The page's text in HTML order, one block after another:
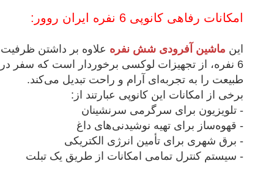
امکانات رفاهی کانوپی 6 نفره ایران روور:
اینماشین آفرودی شش نفرهعلاوه بر داشتن ظرفیت
6 نفره، از تجهیزات لوکسی برخوردار است که سفر در
طبیعت را به تجربه‌ای آرام و راحت تبدیل می‌کند.
برخی از امکانات این کانوپی عبارتند از:
- تلویزیون برای سرگرمی سرنشینان
- قهوه‌ساز برای تهیه نوشیدنی‌های داغ
- برق شهری برای تأمین انرژی الکتریکی
- سیستم کنترل تمامی امکانات از طریق یک تبلت